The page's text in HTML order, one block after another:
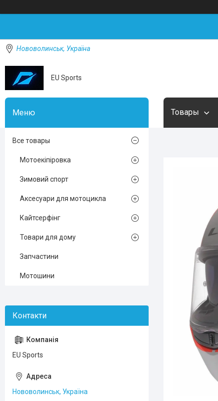
Нововолинськ, Україна
EU Sports
Товары
Все товары
Мотоекіпіровка
Зимовий спорт
Аксесуари для мотоцикла
Кайтсерфінг
Товари для дому
Запчастини
Мотошини
EU Sports
Нововолинськ, Україна